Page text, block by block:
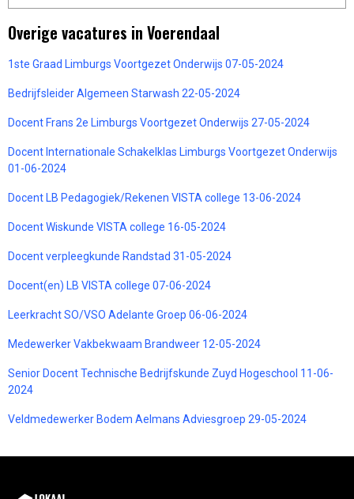
Overige vacatures in Voerendaal
1ste Graad Limburgs Voortgezet Onderwijs 07-05-2024
Bedrijfsleider Algemeen Starwash 22-05-2024
Docent Frans 2e Limburgs Voortgezet Onderwijs 27-05-2024
Docent Internationale Schakelklas Limburgs Voortgezet Onderwijs
01-06-2024
Docent LB Pedagogiek/Rekenen VISTA college 13-06-2024
Docent Wiskunde VISTA college 16-05-2024
Docent verpleegkunde Randstad 31-05-2024
Docent(en) LB VISTA college 07-06-2024
Leerkracht SO/VSO Adelante Groep 06-06-2024
Medewerker Vakbekwaam Brandweer 12-05-2024
Senior Docent Technische Bedrijfskunde Zuyd Hogeschool 11-06-
2024
Veldmedewerker Bodem Aelmans Adviesgroep 29-05-2024